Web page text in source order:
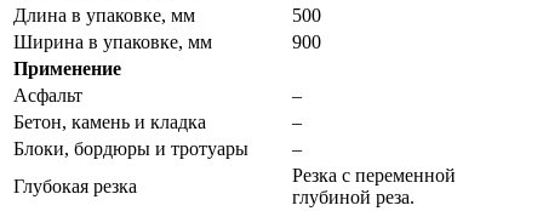
Длина в упаковке, мм
500
Ширина в упаковке, мм
900
Применение
Асфальт
–
Бетон, камень и кладка
–
Блоки, бордюры и тротуары
–
Глубокая резка
Резка с переменной
глубиной реза.